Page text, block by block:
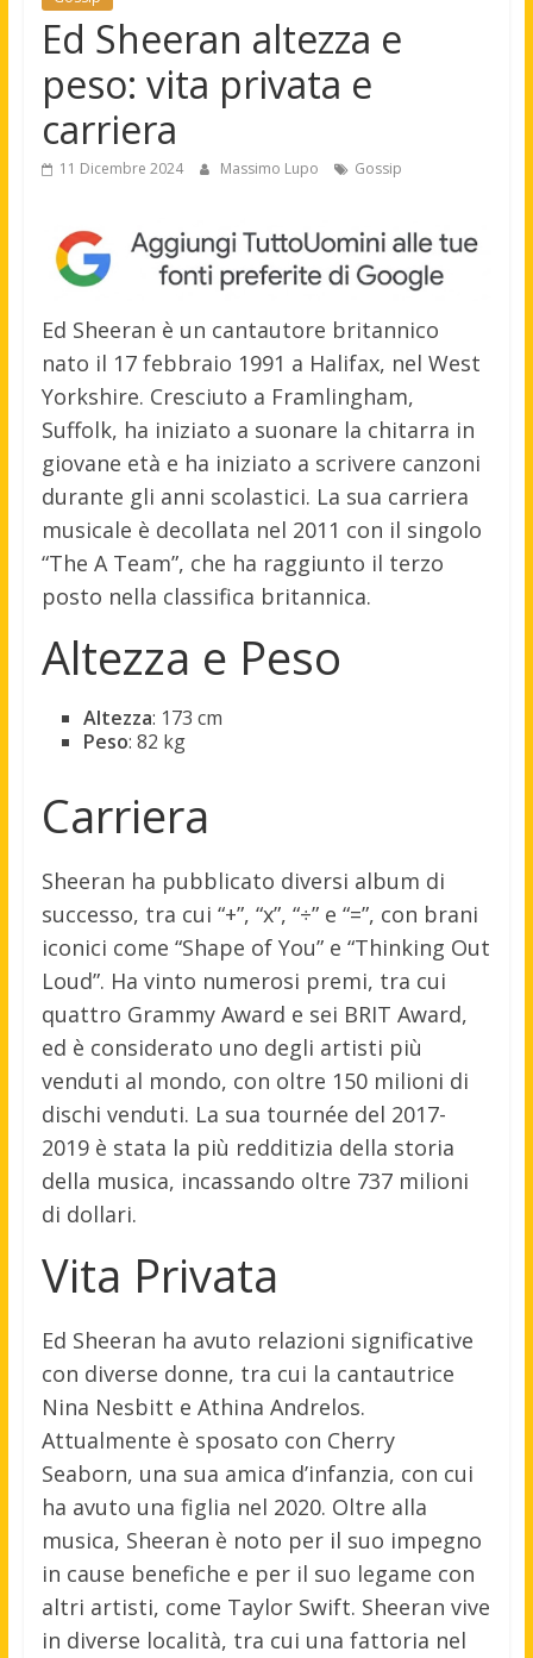
Ed Sheeran altezza e
peso: vita privata e
carriera
11 Dicembre 2024 Massimo Lupo Gossip
Ed Sheeran è un cantautore britannico
nato il 17 febbraio 1991 a Halifax, nel West
Yorkshire. Cresciuto a Framlingham,
Suffolk, ha iniziato a suonare la chitarra in
giovane età e ha iniziato a scrivere canzoni
durante gli anni scolastici. La sua carriera
musicale è decollata nel 2011 con il singolo
“The A Team”, che ha raggiunto il terzo
posto nella classifica britannica.
Altezza e Peso
Altezza: 173 cm
Peso: 82 kg
Carriera
Sheeran ha pubblicato diversi album di
successo, tra cui “+”, “x”, “÷” e “=”, con brani
iconici come “Shape of You” e “Thinking Out
Loud”. Ha vinto numerosi premi, tra cui
quattro Grammy Award e sei BRIT Award,
ed è considerato uno degli artisti più
venduti al mondo, con oltre 150 milioni di
dischi venduti. La sua tournée del 2017-
2019 è stata la più redditizia della storia
della musica, incassando oltre 737 milioni
di dollari.
Vita Privata
Ed Sheeran ha avuto relazioni significative
con diverse donne, tra cui la cantautrice
Nina Nesbitt e Athina Andrelos.
Attualmente è sposato con Cherry
Seaborn, una sua amica d’infanzia, con cui
ha avuto una figlia nel 2020. Oltre alla
musica, Sheeran è noto per il suo impegno
in cause benefiche e per il suo legame con
altri artisti, come Taylor Swift. Sheeran vive
in diverse località, tra cui una fattoria nel